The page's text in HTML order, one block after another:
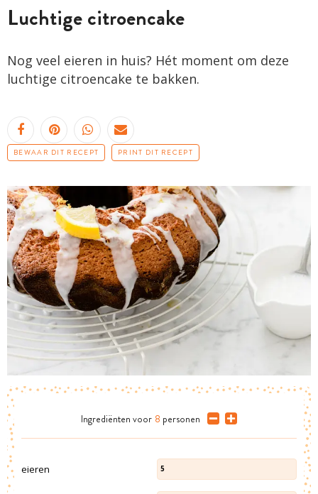
Luchtige citroencake
Nog veel eieren in huis? Hét moment om deze
luchtige citroencake te bakken.
BEWAAR DIT RECEPT PRINT DIT RECEPT
Ingrediënten voor 8 personen
eieren 5